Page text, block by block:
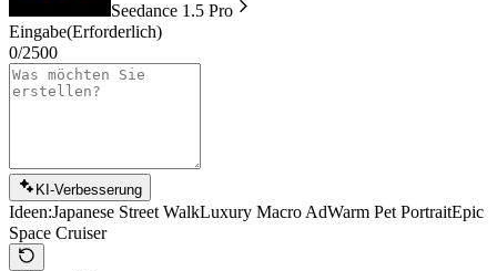
Seedance 1.5 Pro
Eingabe(Erforderlich)
0/2500
KI-Verbesserung
Ideen:Japanese Street WalkLuxury Macro AdWarm Pet PortraitEpic
Space Cruiser